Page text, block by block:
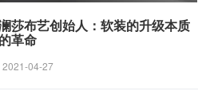
莎布艺创始人：软装的升级本质
革命
2021-04-27